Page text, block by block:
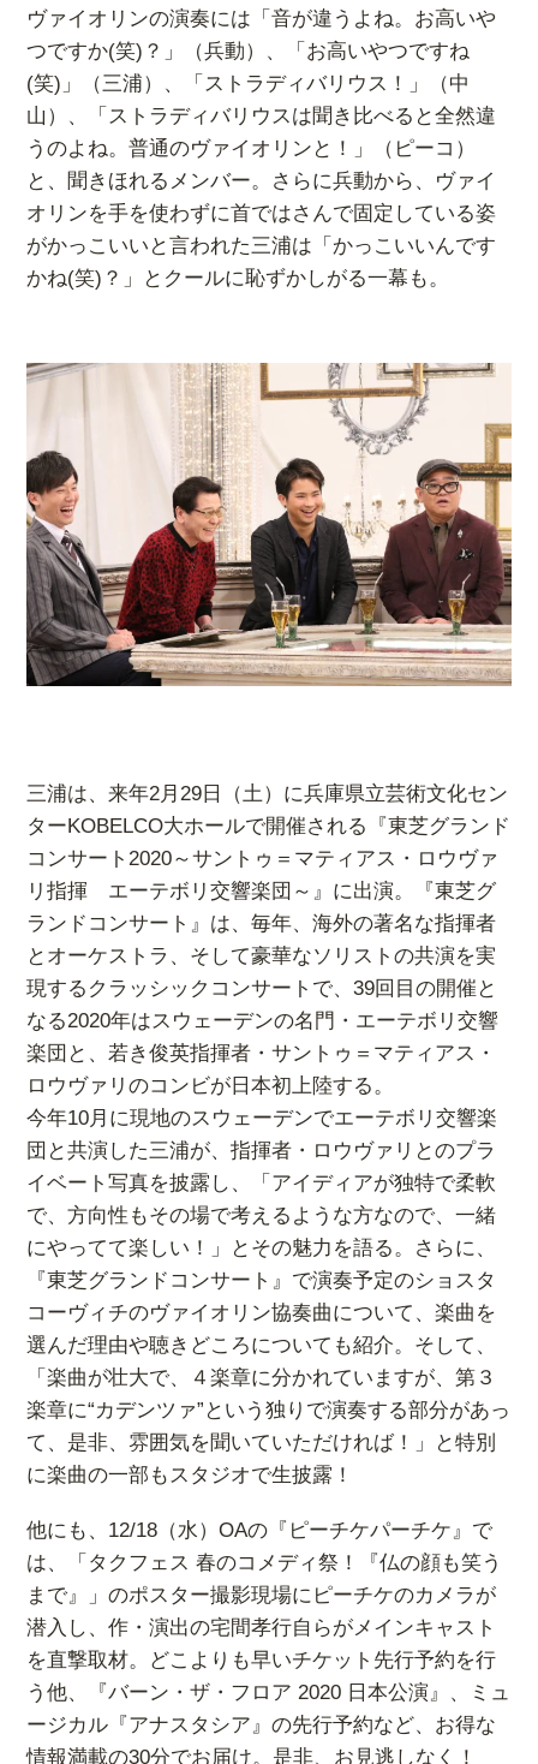
ヴァイオリンの演奏には「音が違うよね。お高いや
つですか(笑)？」（兵動）、「お高いやつですね
(笑)」（三浦）、「ストラディバリウス！」（中
山）、「ストラディバリウスは聞き比べると全然違
うのよね。普通のヴァイオリンと！」（ピーコ）
と、聞きほれるメンバー。さらに兵動から、ヴァイ
オリンを手を使わずに首ではさんで固定している姿
がかっこいいと言われた三浦は「かっこいいんです
かね(笑)？」とクールに恥ずかしがる一幕も。
三浦は、来年2月29日（土）に兵庫県立芸術文化セン
ターKOBELCO大ホールで開催される『東芝グランド
コンサート2020～サントゥ＝マティアス・ロウヴァ
リ指揮 エーテボリ交響楽団～』に出演。『東芝グ
ランドコンサート』は、毎年、海外の著名な指揮者
とオーケストラ、そして豪華なソリストの共演を実
現するクラッシックコンサートで、39回目の開催と
なる2020年はスウェーデンの名門・エーテボリ交響
楽団と、若き俊英指揮者・サントゥ＝マティアス・
ロウヴァリのコンビが日本初上陸する。
今年10月に現地のスウェーデンでエーテボリ交響楽
団と共演した三浦が、指揮者・ロウヴァリとのプラ
イベート写真を披露し、「アイディアが独特で柔軟
で、方向性もその場で考えるような方なので、一緒
にやってて楽しい！」とその魅力を語る。さらに、
『東芝グランドコンサート』で演奏予定のショスタ
コーヴィチのヴァイオリン協奏曲について、楽曲を
選んだ理由や聴きどころについても紹介。そして、
「楽曲が壮大で、４楽章に分かれていますが、第３
楽章に“カデンツァ”という独りで演奏する部分があっ
て、是非、雰囲気を聞いていただければ！」と特別
に楽曲の一部もスタジオで生披露！
他にも、12/18（水）OAの『ピーチケパーチケ』で
は、「タクフェス 春のコメディ祭！『仏の顔も笑う
まで』」のポスター撮影現場にピーチケのカメラが
潜入し、作・演出の宅間孝行自らがメインキャスト
を直撃取材。どこよりも早いチケット先行予約を行
う他、『バーン・ザ・フロア 2020 日本公演』、ミュ
ージカル『アナスタシア』の先行予約など、お得な
情報満載の30分でお届け。是非、お見逃しなく！